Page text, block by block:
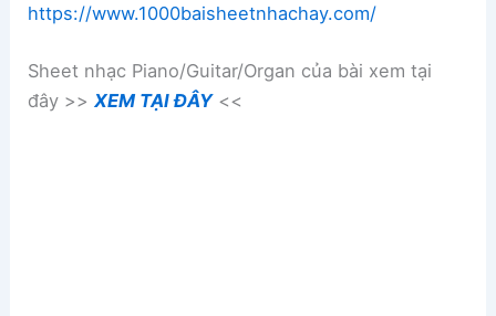
https://www.1000baisheetnhachay.com/
Sheet nhạc Piano/Guitar/Organ của bài xem tại
đây >>XEM TẠI ĐÂY<<